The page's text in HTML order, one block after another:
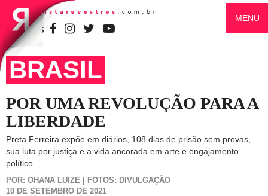
SIGA-NOS
MENU
BRASIL
POR UMA REVOLUÇÃO PARA A
LIBERDADE
Preta Ferreira expõe em diários, 108 dias de prisão sem provas,
sua luta por justiça e a vida ancorada em arte e engajamento
político.
POR: OHANA LUIZE | FOTOS: DIVULGAÇÃO
10 DE SETEMBRO DE 2021